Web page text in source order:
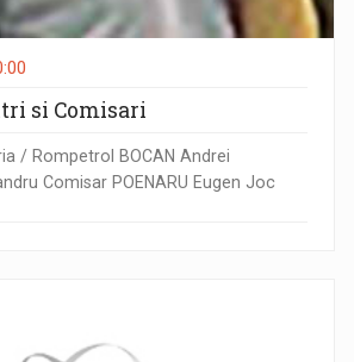
si Comisari
/ Rompetrol BOCAN Andrei
Comisar POENARU Eugen Joc